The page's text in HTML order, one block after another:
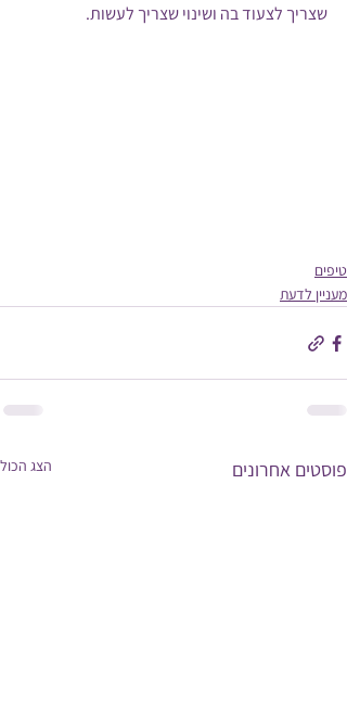
שצריך לצעוד בה ושינוי שצריך לעשות.
טיפים
מעניין לדעת
פוסטים אחרונים הצג הכול